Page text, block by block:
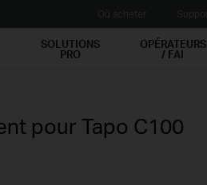
SOLUTIONS
PRO
OPÉRATEURS
/ FAI
pour Tapo C100